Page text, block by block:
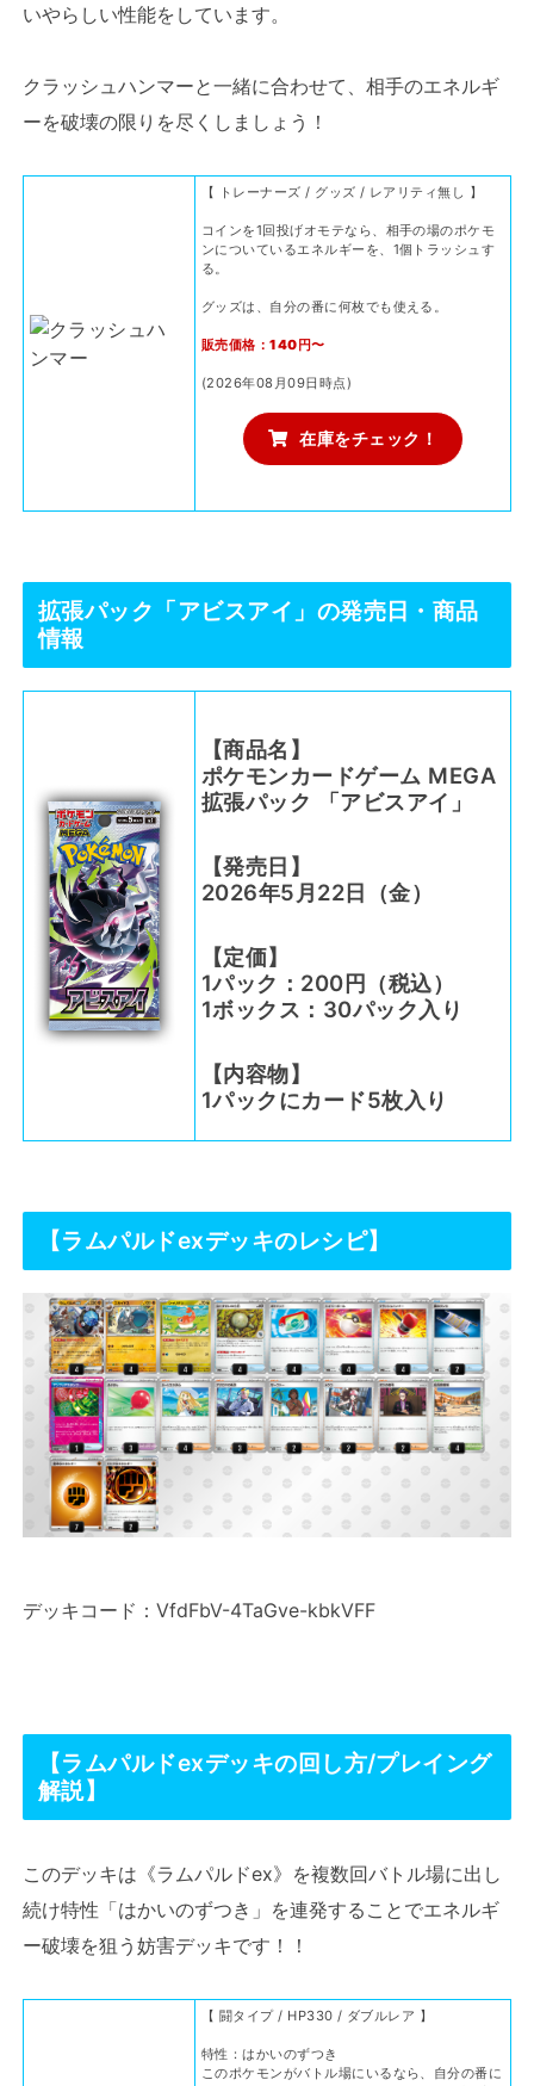
いやらしい性能をしています。
クラッシュハンマーと一緒に合わせて、相手のエネルギ
ーを破壊の限りを尽くしましょう！
【 トレーナーズ / グッズ / レアリティ無し 】
コインを1回投げオモテなら、相手の場のポケモ
ンについているエネルギーを、1個トラッシュす
る。
グッズは、自分の番に何枚でも使える。
販売価格：140円〜
(2026年08月09日時点)
在庫をチェック！
拡張パック「アビスアイ」の発売日・商品
情報
【商品名】
ポケモンカードゲーム MEGA
拡張パック 「アビスアイ」
【発売日】
2026年5月22日（金）
【定価】
1パック：200円（税込）
1ボックス：30パック入り
【内容物】
1パックにカード5枚入り
【ラムパルドexデッキのレシピ】
デッキコード：VfdFbV-4TaGve-kbkVFF
【ラムパルドexデッキの回し方/プレイング
解説】
このデッキは《ラムパルドex》を複数回バトル場に出し
続け特性「はかいのずつき」を連発することでエネルギ
ー破壊を狙う妨害デッキです！！
【 闘タイプ / HP330 / ダブルレア 】
特性：はかいのずつき
このポケモンがバトル場にいるなら、自分の番に